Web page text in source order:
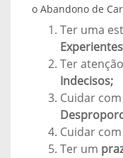
o Abandono de
Ter uma
Ter
Indecisos;
Cuidar
Cuidar
Ter um